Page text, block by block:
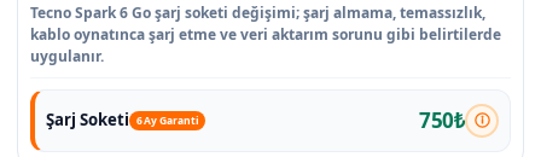
Tecno Spark 6 Go şarj soketi değişimi; şarj almama, temassızlık,
kablo oynatınca şarj etme ve veri aktarım sorunu gibi belirtilerde
uygulanır.
Şarj Soketi 6 Ay Garanti 750₺